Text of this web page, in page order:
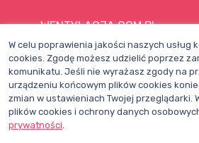
WENTYLACJA.COM.PL
Mapa witryny
Regulamin
Polityka Prywatności
Pomoc
W celu poprawienia jakości naszych usług
cookies. Zgodę możesz udzielić poprzez
komunikatu. Jeśli nie wyrażasz zgody na
urządzeniu końcowym plików cookies
zmian w ustawieniach Twojej przeglądarki.
plików cookies i ochrony danych
prywatności.